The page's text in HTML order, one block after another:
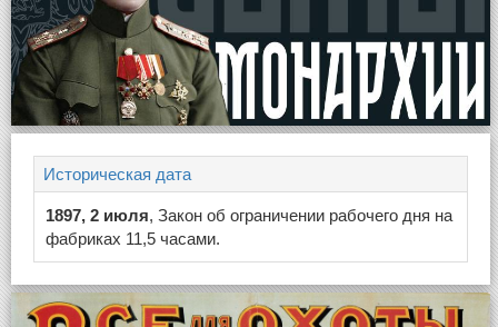
Историческая дата
1897, 2 июля, Закон об ограничении рабочего дня на
фабриках 11,5 часами.